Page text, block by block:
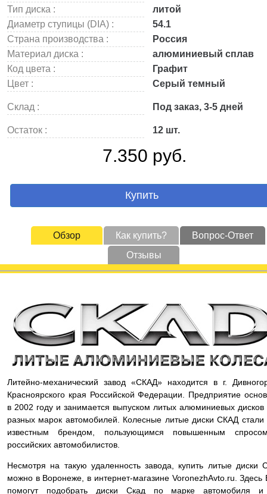
Тип диска :
литой
Диаметр ступицы (DIA) :
54.1
Страна производства :
Россия
Материал диска :
алюминиевый сплав
Код цвета :
Графит
Цвет :
Серый темный
Склад : Под заказ, 3-5 дней
Остаток : 12 шт.
7.350 руб.
Купить
Обзор Как купить?
Вопрос-Ответ
Отзывы
Литейно-механический завод «СКАД» находится в г.
Красноярского края Российской Федерации. Предприятие
в 2002 году и занимается выпуском литых алюминиевых дисков
разных марок автомобилей. Колесные литые диски СКАД стали
известным брендом, пользующимся повышенным
российских автомобилистов.
Несмотря на такую удаленность завода, купить литые диски
можно в Воронеже, в интернет-магазине VoronezhAvto.ru. Здесь
помогут подобрать диски Скад по марке автомобиля